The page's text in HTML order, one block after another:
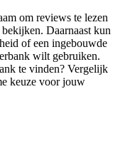
om reviews te lezen
Daarnaast kun
of een ingebouwde
wilt gebruiken.
te vinden? Vergelijk
keuze voor jouw